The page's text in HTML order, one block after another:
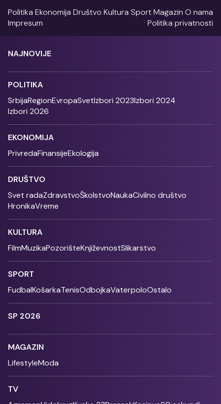
Politika Ekonomija Društvo Kultura SportMagazin O nama
Impresum
Politika privatnosti
NAJNOVIJE
POLITIKA
SrbijaRegionEvropaSvetIzbori 2023Izbori 2024
Izbori 2026
EKONOMIJA
PrivredaFinansijeEkologija
DRUŠTVO
Svet radaZdravstvoŠkolstvoNaukaCivilno društvo
HronikaVreme
KULTURA
FilmMuzikaPozorišteKnjiževnostSlikarstvo
SPORT
FudbalKošarkaTenisOdbojkaVaterpoloOstalo
SP 2026
MAGAZIN
LifestyleModa
TV